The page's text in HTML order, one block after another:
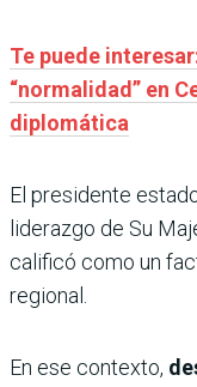
Te puede
“normalidad” en
diplomática
El presidente
liderazgo de Su
calificó como un
regional.
En ese contexto,